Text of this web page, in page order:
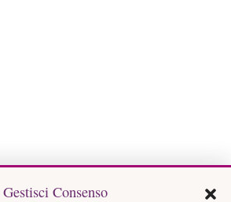
Gestisci Consenso